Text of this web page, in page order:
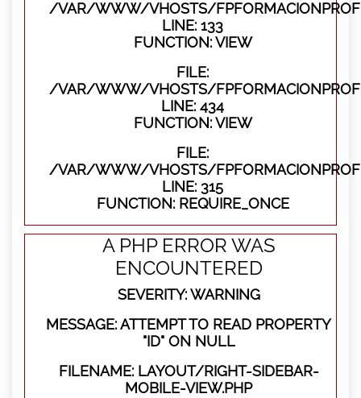
/VAR/WWW/VHOSTS/
LINE: 133
FUNCTION: VIEW
FILE:
/VAR/WWW/VHOSTS/
LINE: 434
FUNCTION: VIEW
FILE:
/VAR/WWW/VHOSTS/
LINE: 315
FUNCTION: REQUIRE_ONCE
A PHP ERROR WAS
ENCOUNTERED
SEVERITY: WARNING
MESSAGE: ATTEMPT TO READ PROPERTY
"ID" ON NULL
FILENAME: LAYOUT/RIGHT-SIDEBAR-
MOBILE-VIEW.PHP